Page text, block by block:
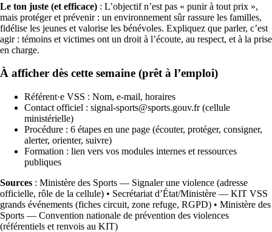
Le ton juste (et efficace) : L’objectif n’est pas « punir à tout prix »,
mais protéger et prévenir : un environnement sûr rassure les familles,
fidélise les jeunes et valorise les bénévoles. Expliquez que parler, c’est
agir : témoins et victimes ont un droit à l’écoute, au respect, et à la prise
en charge.
À afficher dès cette semaine (prêt à l’emploi)
Référent·e VSS : Nom, e-mail, horaires
Contact officiel : signal-sports@sports.gouv.fr (cellule
ministérielle)
Procédure : 6 étapes en une page (écouter, protéger, consigner,
alerter, orienter, suivre)
Formation : lien vers vos modules internes et ressources
publiques
Sources : Ministère des Sports — Signaler une violence (adresse
officielle, rôle de la cellule) • Secrétariat d’État/Ministère — KIT VSS
grands événements (fiches circuit, zone refuge, RGPD) • Ministère des
Sports — Convention nationale de prévention des violences
(référentiels et renvois au KIT)